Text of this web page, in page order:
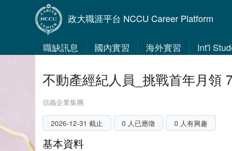
政大職涯平台 NCCU Career Platform
職缺訊息 國內實習 海外實習 Int'l
不動產經紀人員_挑戰首年月領
信義企業集團
2026-12-31 截止 0 人已應徵 0 人有興趣
基本資料